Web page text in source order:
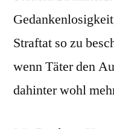
Straftat so zu
wenn Täter den
dahinter wohl